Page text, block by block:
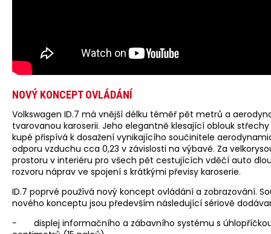
NOVÝ KONCEPT OVLÁDÁNÍ
Volkswagen ID.7 má vnější délku téměř pět metrů a
tvarovanou karoserii. Jeho elegantně klesající oblouk
kupé přispívá k dosažení vynikajícího součinitele
odporu vzduchu cca 0,23 v závislosti na výbavě. Za
prostoru v interiéru pro všech pět cestujících vděčí auto
rozvoru náprav ve spojení s krátkými převisy karoserie.
ID.7 poprvé používá nový koncept ovládání a zobrazování.
nového konceptu jsou především následující sériově
− displej informačního a zábavního systému s